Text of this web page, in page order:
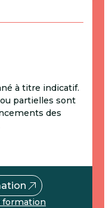
à titre indicatif.
partielles sont
des
formation